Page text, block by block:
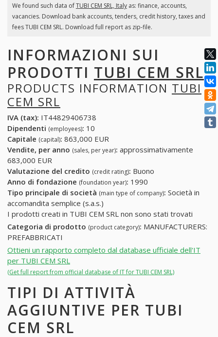
We found such data ofTUBI CEM SRL, Italyas: finance, accounts,
vacancies. Download bank accounts, tenders, credit history, taxes and
fees TUBI CEM SRL. Download full report as zip-file.
INFORMAZIONI SUI
PRODOTTI TUBI CEM SRL
PRODUCTS INFORMATION TUBI
CEM SRL
IVA (tax): IT44829406738
Dipendenti (employees): 10
Capitale (capital): 863,000 EUR
Vendite, per anno (sales, per year): approssimativamente
683,000 EUR
Valutazione del credito (credit rating): Buono
Anno di fondazione (foundation year): 1990
Tipo principale di società (main type of company): Società in
accomandita semplice (s.a.s.)
I prodotti creati in TUBI CEM SRL non sono stati trovati
Categoria di prodotto (product category): MANUFACTURERS:
PREFABBRICATI
Ottieni un rapporto completo dal database ufficiale dell'IT
per TUBI CEM SRL
(Get full report from official database of IT for TUBI CEM SRL)
TIPI DI ATTIVITÀ
AGGIUNTIVE PER TUBI
CEM SRL